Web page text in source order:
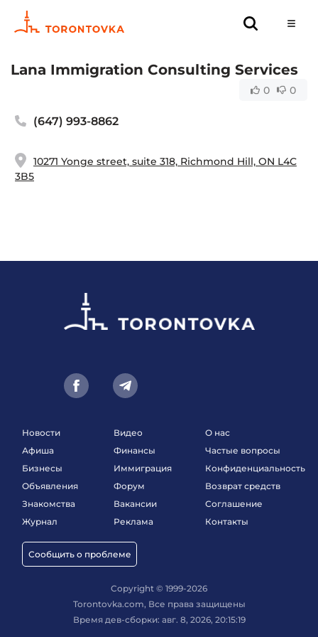
Lana Immigration Consulting Services
0 0
(647) 993-8862
10271 Yonge street, suite 318, Richmond Hill, ON L4C
3B5
Новости
Афиша
Бизнесы
Объявления
Знакомства
Журнал
Сообщить о проблеме
Видео
Финансы
Иммиграция
Форум
Вакансии
Реклама
О нас
Частые вопросы
Конфиденциальность
Возврат средств
Соглашение
Контакты
Copyright © 1999-2026
Torontovka.com, Все права защищены
Время дев-сборки: авг. 8, 2026, 20:15:19